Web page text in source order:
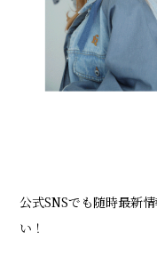
公式SNSでも随時最新
い！